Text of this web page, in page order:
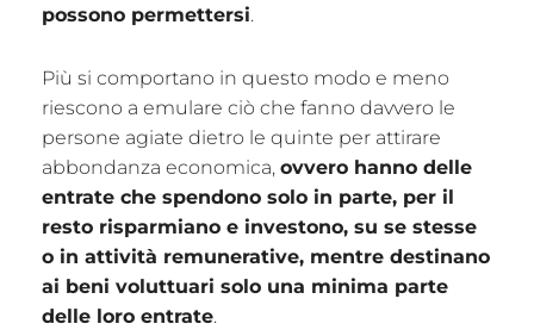
possono permettersi.
Più si comportano in questo modo e meno
riescono a emulare ciò che fanno davvero le
persone agiate dietro le quinte per attirare
abbondanza economica, ovvero hanno delle
entrate che spendono solo in parte, per il
resto risparmiano e investono, su se stesse
o in attività remunerative, mentre destinano
ai beni voluttuari solo una minima parte
delle loro entrate.